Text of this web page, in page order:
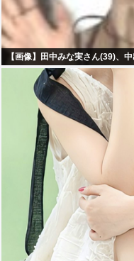
【画像】田中みな実さん(39)、